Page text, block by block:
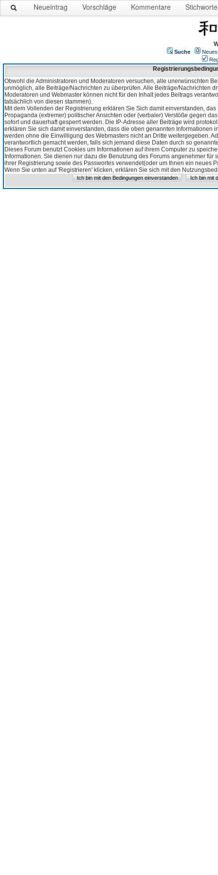
Neueintrag Vorschläge Kommentare Stichworte
Suche
Obwohl die Administratoren und Moderatoren versuchen, alle unerwünschten
unmöglich, alle Beiträge/Nachrichten zu überprüfen. Alle Beiträge/Nachrichten
Moderatoren und Webmaster können nicht für den Inhalt jedes Beitrags
tatsächlich von diesen stammen).
Mit dem Vollenden der Registrierung erklären Sie Sich damit einverstanden,
Propaganda (extremer) politischer Ansichten oder (verbaler) Verstöße gegen
sofort und dauerhaft gesperrt werden. Die IP-Adresse aller Beiträge wird
erklären Sie sich damit einverstanden, dass die oben genannten Informationen
werden ohne die Einwilligung des Webmasters nicht an Dritte weitergegeben.
verantwortlich gemacht werden, falls sich jemand diese Daten durch so
Dieses Forum benutzt Cookies um Informationen auf ihrem Computer zu
Informationen. Sie dienen nur dazu die Benutzung des Forums angenehmer
ihrer Registrierung sowie des Passwortes verwendet(oder um Ihnen ein neues
Wenn Sie unten auf 'Registrieren' klicken, erklären Sie sich mit den